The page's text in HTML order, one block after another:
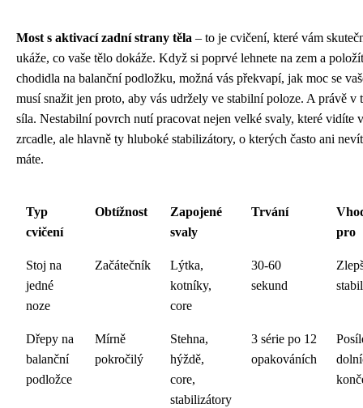
Most s aktivací zadní strany těla – to je cvičení, které vám
ukáže, co vaše tělo dokáže. Když si poprvé lehnete na zem a
chodidla na balanční podložku, možná vás překvapí, jak moc se
musí snažit jen proto, aby vás udržely ve stabilní poloze. A právě v
síla. Nestabilní povrch nutí pracovat nejen velké svaly, které vidíte v
zrcadle, ale hlavně ty hluboké stabilizátory, o kterých často ani
máte.
Typ
cvičení
Obtížnost
Zapojené
svaly
Trvání
pro
Stoj na
jedné
noze
Začátečník
Lýtka,
kotníky,
core
30-60
sekund
Dřepy na
balanční
podložce
Mírně
pokročilý
Stehna,
hýždě,
core,
stabilizátory
3 série po 12
opakováních